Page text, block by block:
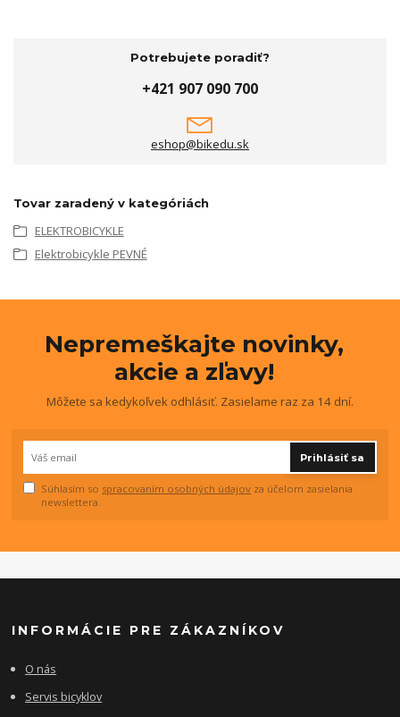
Potrebujete poradiť?
+421 907 090 700
eshop@bikedu.sk
Tovar zaradený v kategóriách
ELEKTROBICYKLE
Elektrobicykle PEVNÉ
Nepremeškajte novinky,
akcie a zľavy!
Môžete sa kedykoľvek odhlásiť. Zasielame raz za 14 dní.
Prihlásiť sa
Súhlasím so spracovaním osobných údajov za účelom zasielania
newslettera.
INFORMÁCIE PRE ZÁKAZNÍKOV
O nás
Servis bicyklov